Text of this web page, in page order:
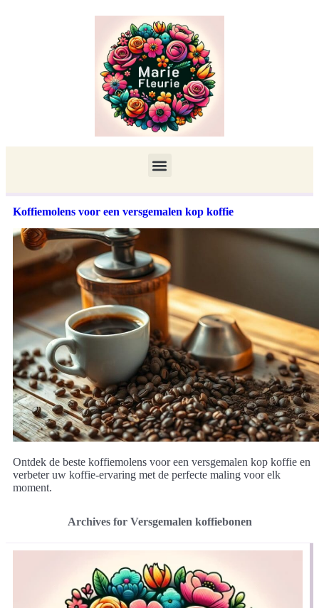
Koffiemolens voor een versgemalen kop koffie
Ontdek de beste koffiemolens voor een versgemalen kop koffie en
verbeter uw koffie-ervaring met de perfecte maling voor elk
moment.
Archives for Versgemalen koffiebonen